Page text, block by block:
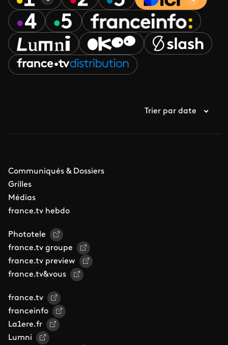
Trier par date
Communiqués & Dossiers
Grilles
Médias
france.tv hebdo
Phototele
france.tv groupe
france.tv preview
france.tv&vous
france.tv
franceinfo
La1ere.fr
Lumni